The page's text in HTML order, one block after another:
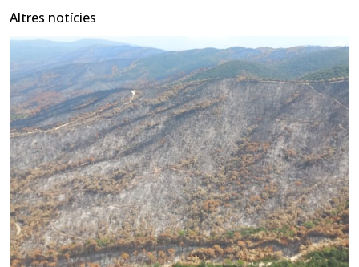
Altres notícies